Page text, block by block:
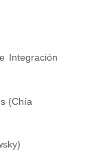
Integración
(Chía